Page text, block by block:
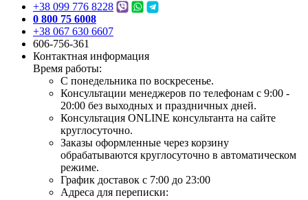
+38 099 776 8228
0 800 75 6008
+38 067 630 6607
606-756-361
Контактная информация
Время работы:
С понедельника по воскресенье.
Консультации менеджеров по телефонам с 9:00 -
20:00 без выходных и праздничных дней.
Консультация ONLINE консультанта на сайте
круглосуточно.
Заказы оформленные через корзину
обрабатываются круглосуточно в автоматическом
режиме.
График доставок с 7:00 до 23:00
Адреса для переписки: